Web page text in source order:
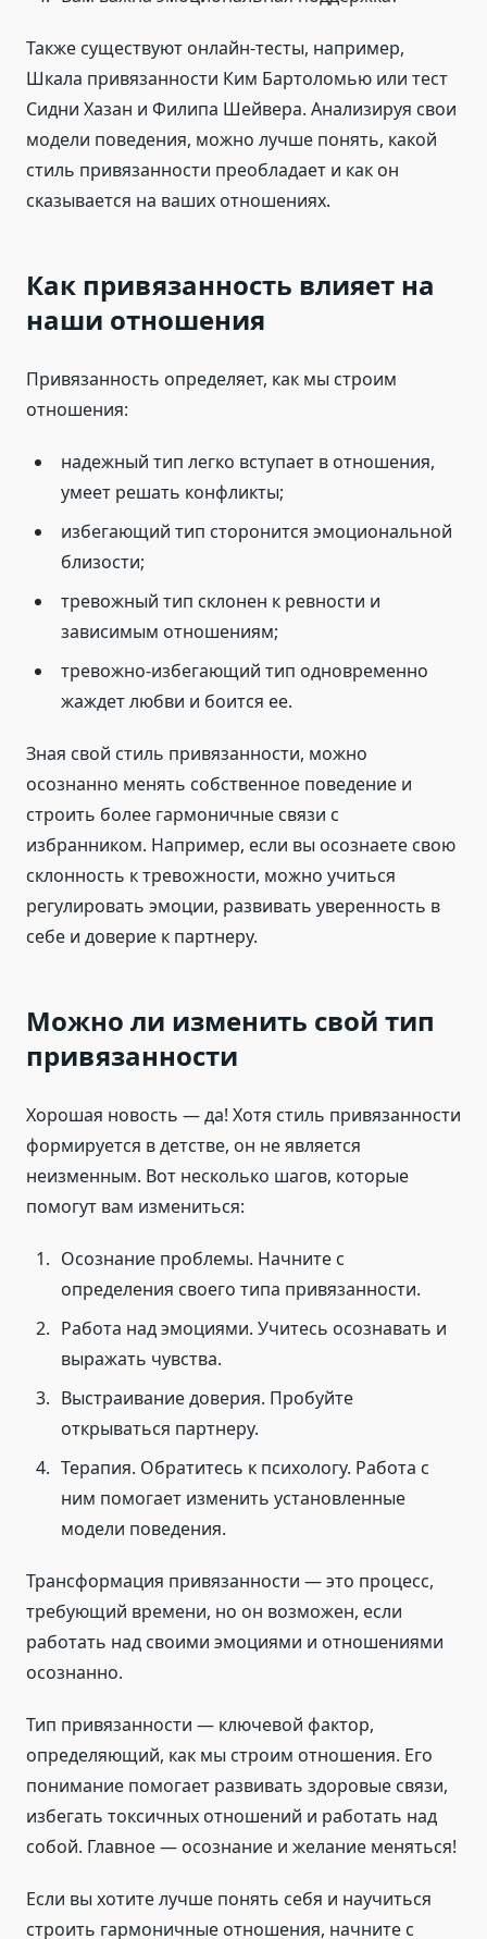
Также существуют онлайн-тесты, например,
Шкала привязанности Ким Бартоломью или тест
Сидни Хазан и Филипа Шейвера. Анализируя свои
модели поведения, можно лучше понять, какой
стиль привязанности преобладает и как он
сказывается на ваших отношениях.
Как привязанность влияет на
наши отношения
Привязанность определяет, как мы строим
отношения:
надежный тип легко вступает в отношения,
умеет решать конфликты;
избегающий тип сторонится эмоциональной
близости;
тревожный тип склонен к ревности и
зависимым отношениям;
тревожно-избегающий тип одновременно
жаждет любви и боится ее.
Зная свой стиль привязанности, можно
осознанно менять собственное поведение и
строить более гармоничные связи с
избранником. Например, если вы осознаете свою
склонность к тревожности, можно учиться
регулировать эмоции, развивать уверенность в
себе и доверие к партнеру.
Можно ли изменить свой тип
привязанности
Хорошая новость — да! Хотя стиль привязанности
формируется в детстве, он не является
неизменным. Вот несколько шагов, которые
помогут вам измениться:
Осознание проблемы. Начните с
определения своего типа привязанности.
Работа над эмоциями. Учитесь осознавать и
выражать чувства.
Выстраивание доверия. Пробуйте
открываться партнеру.
Терапия. Обратитесь к психологу. Работа с
ним помогает изменить установленные
модели поведения.
Трансформация привязанности — это процесс,
требующий времени, но он возможен, если
работать над своими эмоциями и отношениями
осознанно.
Тип привязанности — ключевой фактор,
определяющий, как мы строим отношения. Его
понимание помогает развивать здоровые связи,
избегать токсичных отношений и работать над
собой. Главное — осознание и желание меняться!
Если вы хотите лучше понять себя и научиться
строить гармоничные отношения, начните с